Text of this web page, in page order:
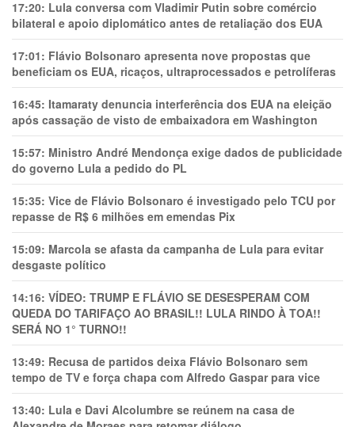
17:20: Lula conversa com Vladimir Putin sobre comércio
bilateral e apoio diplomático antes de retaliação dos EUA
17:01: Flávio Bolsonaro apresenta nove propostas que
beneficiam os EUA, ricaços, ultraprocessados e petrolíferas
16:45: Itamaraty denuncia interferência dos EUA na eleição
após cassação de visto de embaixadora em Washington
15:57: Ministro André Mendonça exige dados de publicidade
do governo Lula a pedido do PL
15:35: Vice de Flávio Bolsonaro é investigado pelo TCU por
repasse de R$ 6 milhões em emendas Pix
15:09: Marcola se afasta da campanha de Lula para evitar
desgaste político
14:16: VÍDEO: TRUMP E FLÁVIO SE DESESPERAM COM
QUEDA DO TARIFAÇO AO BRASIL!! LULA RINDO À TOA!!
SERÁ NO 1° TURNO!!
13:49: Recusa de partidos deixa Flávio Bolsonaro sem
tempo de TV e força chapa com Alfredo Gaspar para vice
13:40: Lula e Davi Alcolumbre se reúnem na casa de